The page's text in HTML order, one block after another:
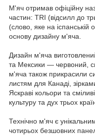
М'яч отримав офіційну
частин: TRI (відсилл до
(слово, яке на
основу дизайну м'яча.
Дизайн м'яча
та Мексики — червоний,
м'яча також прикрасили
листям для Канаді,
Яскраві кольори та
культуру та дух трьох
Технічно м'яч є
чотирьох безшовних